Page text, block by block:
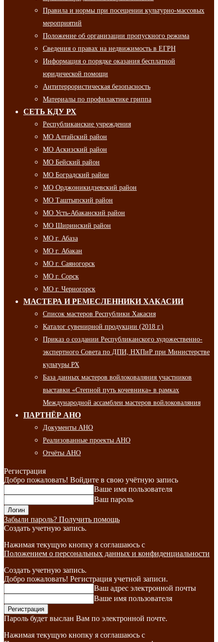
Правила и нормы при посещении культурно-массовых
мероприятий
Положение об организации пропускного режима
Сведения о правах на недвижимость в ЕГРН
Информация о порядке оказания бесплатной
юридической помощи
Антитеррористическая безопасность
Материалы по профилактике гриппа
СЕТЬ КДУ РХ
Республиканские учреждения
МО Алтайский район
МО Аскизский район
МО Бейский район
МО Боградский район
МО Орджоникидзевский район
МО Таштыпский район
МО Усть-Абаканский район
МО Ширинский район
МО г. Абаза
МО г. Абакан
МО г. Саяногорск
МО г. Сорск
МО г. Черногорск
МАСТЕРА И РЕМЕСЛЕННИКИ ХАКАСИИ
Список мастеров Республики Хакасия
Каталог сувенирной продукции (2018 г.)
Приказ о создании Республиканского художественно-
экспертного Совета по ДПИ, НХПиР при Министерстве
культуры РХ
База данных мастеров войлоковаляния участников
выставки «Степной путь кочевника» в рамках
Международной ассамблеи мастеров войлоковаляния
ПАРТНЁР АНО
Документы АНО
Реализованные проекты АНО
Отчёты АНО
Регистрация
Добро пожаловать! Войдите в свою учётную запись
Ваше имя пользователя
Ваш пароль
Забыли пароль? Получить помощь
Создать учетную запись.
Нажимая текущую кнопку я соглашаюсь с
Положением о персональных данных и конфиденциальности
Создать учетную запись.
Добро пожаловать! Регистрация учетной записи.
Ваш адрес электронной почты
Ваше имя пользователя
Пароль будет выслан Вам по электронной почте.
Нажимая текущую кнопку я соглашаюсь с